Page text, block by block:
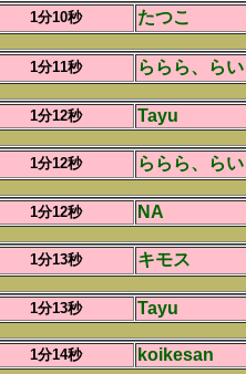
1分10秒 たつこ
1分11秒 ららら、らい
1分12秒 Tayu
1分12秒 ららら、らい
1分12秒 NA
1分13秒 キモス
1分13秒 Tayu
1分14秒 koikesan